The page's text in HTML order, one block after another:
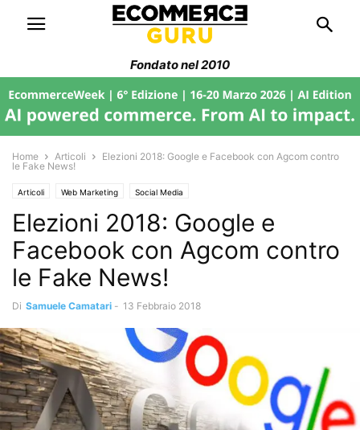
Fondato nel 2010
Home Articoli
Elezioni 2018: Google e Facebook con Agcom contro
le Fake News!
Articoli Web Marketing Social Media
Elezioni 2018: Google e
Facebook con Agcom contro
le Fake News!
Di Samuele Camatari - 13 Febbraio 2018